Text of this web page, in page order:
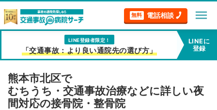
無料 電話相談 menu
LINE登録者限定！
「交通事故：より良い通院先の選び方」
LINEに
登録
熊本市北区で
むちうち・交通事故治療などに詳しい夜
間対応の接骨院・整骨院